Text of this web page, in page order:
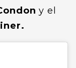
y el